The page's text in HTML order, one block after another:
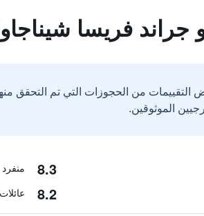
فريسا
التقييمات من الحجوزات التي تم التحقق
8.3 منفرد
8.2 عائلات